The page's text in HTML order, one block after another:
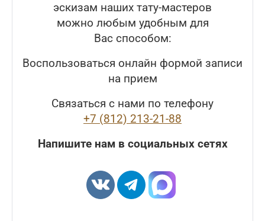
эскизам наших тату-мастеров
можно любым удобным для
Вас способом:
Воспользоваться онлайн формой записи
на прием
Связаться с нами по телефону
+7 (812) 213-21-88
Напишите нам в социальных сетях